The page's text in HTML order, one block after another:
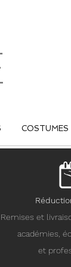
COSTUMES
Remises et
académies,
et